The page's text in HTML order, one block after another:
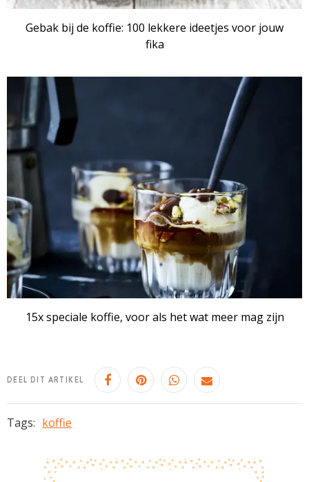
Gebak bij de koffie: 100 lekkere ideetjes voor jouw
fika
15x speciale koffie, voor als het wat meer mag zijn
DEEL DIT ARTIKEL
Tags: koffie